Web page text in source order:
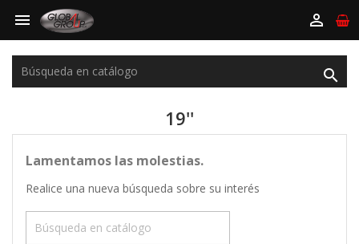
 

19''
Lamentamos las molestias.
Realice una nueva búsqueda sobre su interés